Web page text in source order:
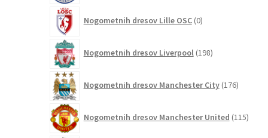
Nogometnih dresov Lille OSC 0izdelkov
Nogometnih dresov Liverpool 198izdelkov
Nogometnih dresov Manchester City 176izdelkov
Nogometnih dresov Manchester United 115